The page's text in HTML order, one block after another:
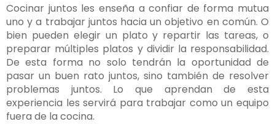
Cocinar juntos les enseña a confiar de forma mutua
uno y a trabajar juntos hacia un objetivo en común. O
bien pueden elegir un plato y repartir las tareas, o
preparar múltiples platos y dividir la responsabilidad.
De esta forma no solo tendrán la oportunidad de
pasar un buen rato juntos, sino también de resolver
problemas juntos. Lo que aprendan de esta
experiencia les servirá para trabajar como un equipo
fuera de la cocina.